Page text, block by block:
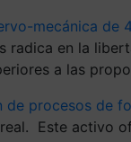
mecánica de
en la
a las
procesos de
Este activo